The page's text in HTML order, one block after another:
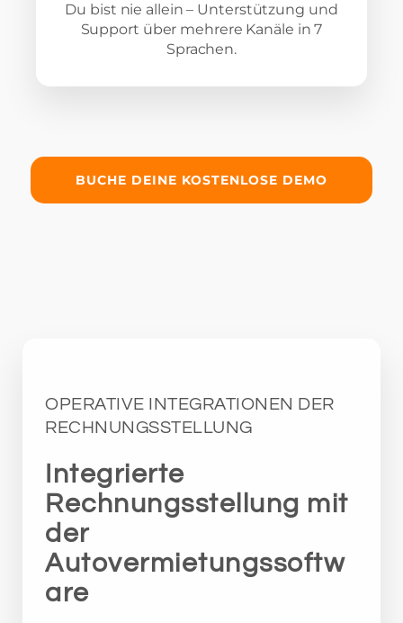
Du bist nie allein – Unterstützung und
Support über mehrere Kanäle in 7
Sprachen.
BUCHE DEINE KOSTENLOSE DEMO
OPERATIVE INTEGRATIONEN DER
RECHNUNGSSTELLUNG
Integrierte
Rechnungsstellung mit
der
Autovermietungssoftw
are